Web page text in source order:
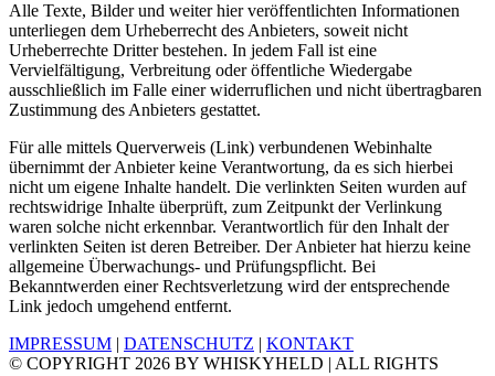
Alle Texte, Bilder und weiter hier veröffentlichten Informationen
unterliegen dem Urheberrecht des Anbieters, soweit nicht
Urheberrechte Dritter bestehen. In jedem Fall ist eine
Vervielfältigung, Verbreitung oder öffentliche Wiedergabe
ausschließlich im Falle einer widerruflichen und nicht übertragbaren
Zustimmung des Anbieters gestattet.
Für alle mittels Querverweis (Link) verbundenen Webinhalte
übernimmt der Anbieter keine Verantwortung, da es sich hierbei
nicht um eigene Inhalte handelt. Die verlinkten Seiten wurden auf
rechtswidrige Inhalte überprüft, zum Zeitpunkt der Verlinkung
waren solche nicht erkennbar. Verantwortlich für den Inhalt der
verlinkten Seiten ist deren Betreiber. Der Anbieter hat hierzu keine
allgemeine Überwachungs- und Prüfungspflicht. Bei
Bekanntwerden einer Rechtsverletzung wird der entsprechende
Link jedoch umgehend entfernt.
IMPRESSUM | DATENSCHUTZ | KONTAKT
© COPYRIGHT 2026 BY WHISKYHELD | ALL RIGHTS